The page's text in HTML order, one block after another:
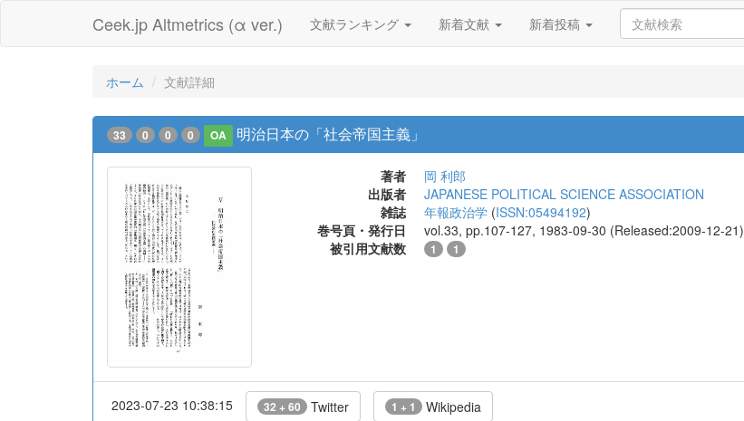
Ceek.jp Altmetrics (α ver.) 文献ランキング 新着文献 新着投稿
ホーム 文献詳細
33 0 0 0 OA 明治日本の「社会帝国主義」
著者
岡 利郎
出版者
JAPANESE POLITICAL SCIENCE ASSOCIATION
雑誌
年報政治学 (ISSN:05494192)
巻号頁・発行日
vol.33, pp.107-127, 1983-09-30 (Released:2009-12-21)
被引用文献数
1 1
2023-07-23 10:38:15 32 + 60 Twitter 1 + 1 Wikipedia